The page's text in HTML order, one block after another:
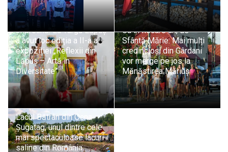
Arta a adus comunitatea
împreună: La Târgu Lăpuș
a avut loc ediția a II-a a
expoziției „Reflexii din
Lăpuș – Artă în
Diversitate”
Ca în fiecare an, de
Sfântă Mărie: Mai mulți
credincioși din Gârdani
vor merge pe jos la
Mănăstirea Măriuș
Lacul Bătrân din Ocna
Șugatag, unul dintre cele
mai spectaculoase lacuri
saline din România